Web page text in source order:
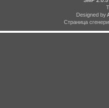
Designed by
Страница